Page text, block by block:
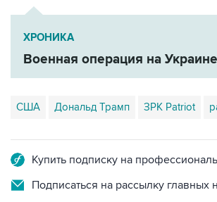
ХРОНИКА
Военная операция на Украине
США Дональд Трамп ЗРК Patriot
Купить подписку на
Подписаться на рассылку главных